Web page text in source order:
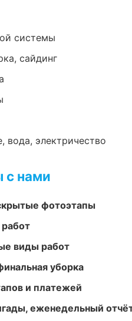
системы
сайдинг
вода, электричество
с нами
фотоэтапы
виды работ
уборка
и платежей
еженедельный